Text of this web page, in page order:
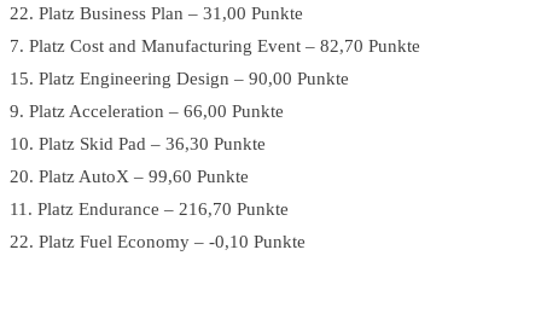
22. Platz Business Plan – 31,00 Punkte
7. Platz Cost and Manufacturing Event – 82,70 Punkte
15. Platz Engineering Design – 90,00 Punkte
9. Platz Acceleration – 66,00 Punkte
10. Platz Skid Pad – 36,30 Punkte
20. Platz AutoX – 99,60 Punkte
11. Platz Endurance – 216,70 Punkte
22. Platz Fuel Economy – -0,10 Punkte